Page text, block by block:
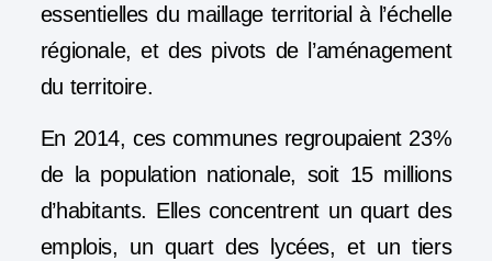
essentielles du maillage territorial à l’échelle
régionale, et des pivots de l’aménagement
du territoire.
En 2014, ces communes regroupaient 23%
de la population nationale, soit 15 millions
d’habitants. Elles concentrent un quart des
emplois, un quart des lycées, et un tiers